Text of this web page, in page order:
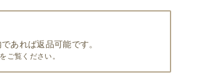
あれば返品可能です。
をご覧ください。